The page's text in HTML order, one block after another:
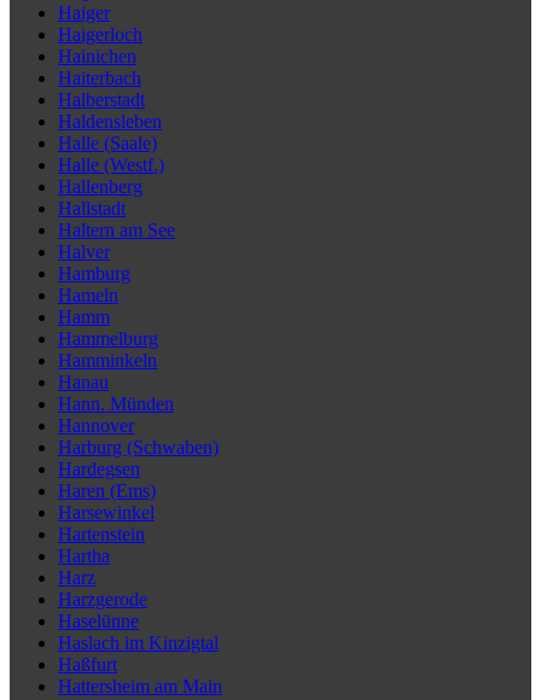
Haiger
Haigerloch
Hainichen
Haiterbach
Halberstadt
Haldensleben
Halle (Saale)
Halle (Westf.)
Hallenberg
Hallstadt
Haltern am See
Halver
Hamburg
Hameln
Hamm
Hammelburg
Hamminkeln
Hanau
Hann. Münden
Hannover
Harburg (Schwaben)
Hardegsen
Haren (Ems)
Harsewinkel
Hartenstein
Hartha
Harz
Harzgerode
Haselünne
Haslach im Kinzigtal
Haßfurt
Hattersheim am Main